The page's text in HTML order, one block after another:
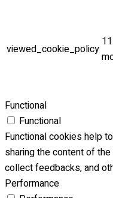
viewed_cookie_policy
11
Functional
Functional
Functional cookies help
sharing the content of
collect feedbacks, and
Performance